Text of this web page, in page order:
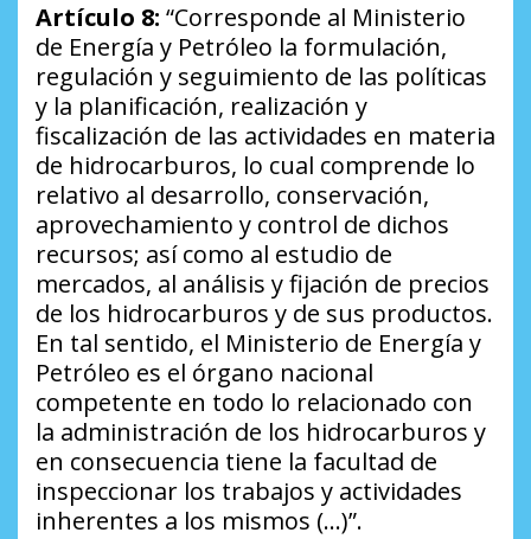
Artículo 8: “Corresponde al Ministerio
de Energía y Petróleo la formulación,
regulación y seguimiento de las políticas
y la planificación, realización y
fiscalización de las actividades en materia
de hidrocarburos, lo cual comprende lo
relativo al desarrollo, conservación,
aprovechamiento y control de dichos
recursos; así como al estudio de
mercados, al análisis y fijación de precios
de los hidrocarburos y de sus productos.
En tal sentido, el Ministerio de Energía y
Petróleo es el órgano nacional
competente en todo lo relacionado con
la administración de los hidrocarburos y
en consecuencia tiene la facultad de
inspeccionar los trabajos y actividades
inherentes a los mismos (…)”.